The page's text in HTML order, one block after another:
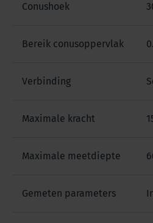
Conushoek
Bereik conusoppervlak
Verbinding
Maximale kracht
Maximale meetdiepte
Gemeten parameters